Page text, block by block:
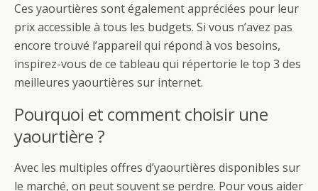
Ces yaourtières sont également appréciées pour leur
prix accessible à tous les budgets. Si vous n’avez pas
encore trouvé l’appareil qui répond à vos besoins,
inspirez-vous de ce tableau qui répertorie le top 3 des
meilleures yaourtières sur internet.
Pourquoi et comment choisir une
yaourtière ?
Avec les multiples offres d’yaourtières disponibles sur
le marché, on peut souvent se perdre. Pour vous aider